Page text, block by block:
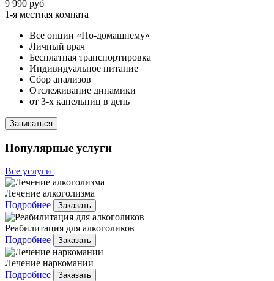
9 990 руб
1-я местная комната
Все опции «По-домашнему»
Личный врач
Бесплатная транспортировка
Индивидуальное питание
Сбор анализов
Отслеживание динамики
от 3-х капельниц в день
Записаться
Популярные услуги
Все услуги
Лечение алкоголизма
Подробнее
Заказать
Реабилитация для алкоголиков
Подробнее
Заказать
Лечение наркомании
Подробнее
Заказать